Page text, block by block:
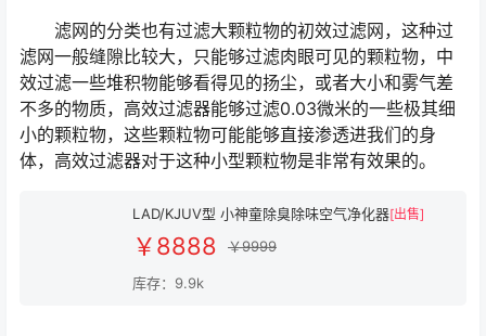
滤网的分类也有过滤大颗粒物的初效过滤网，这种过
滤网一般缝隙比较大，只能够过滤肉眼可见的颗粒物，中
效过滤一些堆积物能够看得见的扬尘，或者大小和雾气差
不多的物质，高效过滤器能够过滤0.03微米的一些极其细
小的颗粒物，这些颗粒物可能能够直接渗透进我们的身
体，高效过滤器对于这种小型颗粒物是非常有效果的。
LAD/KJUV型 小神童除臭除味空气净化器[出售]
￥8888 ￥9999
库存：9.9k